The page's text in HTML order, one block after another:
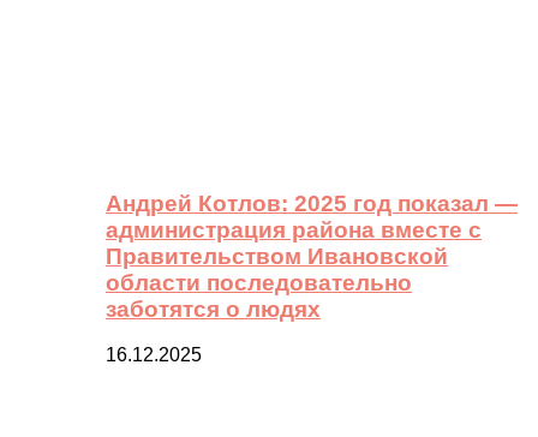
Андрей Котлов: 2025 год показал —
администрация района вместе с
Правительством Ивановской
области последовательно
заботятся о людях
16.12.2025